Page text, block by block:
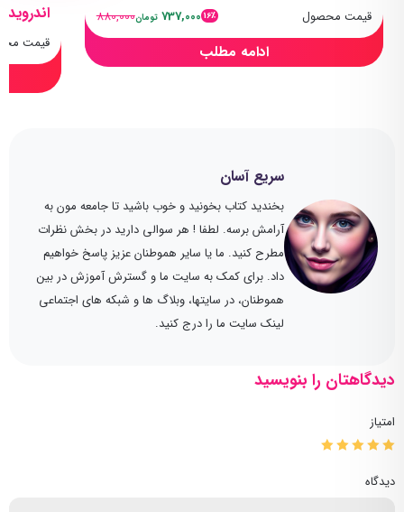
سریع آسان
بخندید کتاب بخونید و خوب باشید تا جامعه مون به
آرامش برسه. لطفا ! هر سوالی دارید در بخش نظرات
مطرح کنید. ما یا سایر هموطنان عزیز پاسخ خواهیم
داد. برای کمک به سایت ما و گسترش آموزش در بین
هموطنان، در سایتها، وبلاگ ها و شبکه های اجتماعی
لینک سایت ما را درج کنید.
قیمت محصول 16٪ 737,000 تومان880,000
ادامه مطلب
اندروید
قیمت
دیدگاهتان را بنویسید
امتیاز
دیدگاه